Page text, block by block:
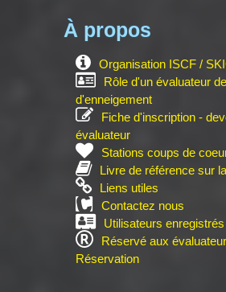
À propos
Organisation ISCF /
Rôle d'un évaluateur
d'enneigement
Fiche d'inscription -
évaluateur
Stations coups de
Livre de référence sur
Liens utiles
Contactez nous
Utilisateurs enregistrés
Réservé aux
Réservation